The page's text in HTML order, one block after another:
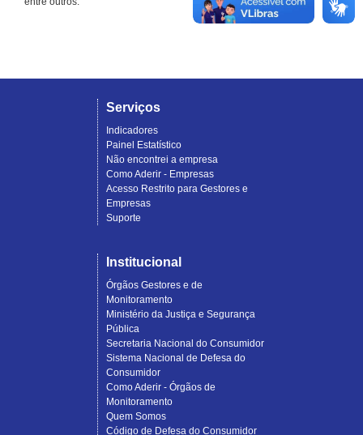
Serviços
Indicadores
Painel Estatístico
Não encontrei a empresa
Como Aderir - Empresas
Acesso Restrito para Gestores e
Empresas
Suporte
Institucional
Órgãos Gestores e de
Monitoramento
Ministério da Justiça e Segurança
Pública
Secretaria Nacional do Consumidor
Sistema Nacional de Defesa do
Consumidor
Como Aderir - Órgãos de
Monitoramento
Quem Somos
Código de Defesa do Consumidor